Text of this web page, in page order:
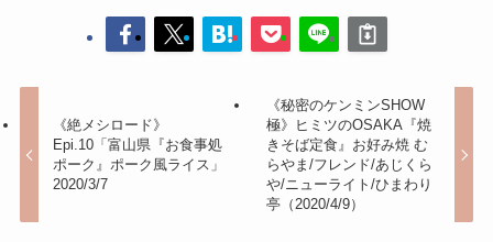
《絶メシロード》
Epi.10「富山県『お食事処
ポーク』ポーク風ライス」
2020/3/7
《秘密のケンミンSHOW
極》ヒミツのOSAKA『焼
きそば定食』お好み焼 む
らやま/フレンド/あじくら
や/ニューライト/ひまわり
亭（2020/4/9）